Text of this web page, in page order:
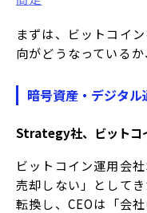
まずは、ビットコイ
向がどうなっているか
暗号資産・デジタ
Strategy社、ビットコ
ビットコイン運用会
売却しない」として
転換し、CEOは「会